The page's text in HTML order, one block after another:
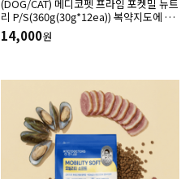
(DOG/CAT) 메디코펫 프라임 포켓밀 뉴트
리 P/S(360g(30g*12ea)) 복약지도에 도
움주는 가수분해 오리 처방캔
14,000원